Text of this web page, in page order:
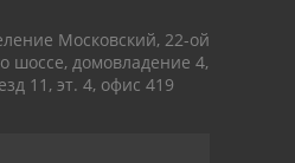
Московский, 22-ой
шоссе, домовладение 4,
11, эт. 4, офис 419